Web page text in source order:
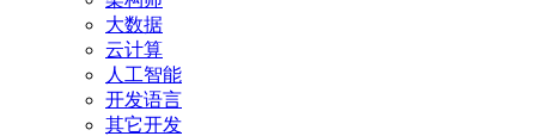
大数据
云计算
人工智能
开发语言
其它开发